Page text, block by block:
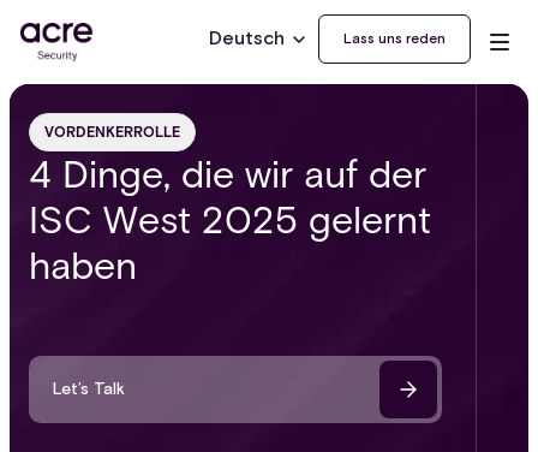
Deutsch Lass uns reden
VORDENKERROLLE
4 Dinge, die wir auf der
ISC West 2025 gelernt
haben
Let’s Talk